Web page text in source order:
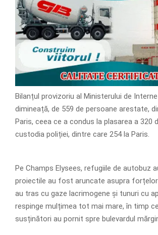
Bilanțul provizoriu al Ministerului de
dimineață, de 559 de persoane arestate,
Paris, ceea ce a condus la plasarea a 320
custodia poliției, dintre care 254 la Paris.
Pe Champs Elysees, refugiile de autobuz
proiectile au fost aruncate asupra forțelor
au tras cu gaze lacrimogene și tunuri cu
respinge mulțimea tot mai mare, în timp
susținători au pornit spre bulevardul